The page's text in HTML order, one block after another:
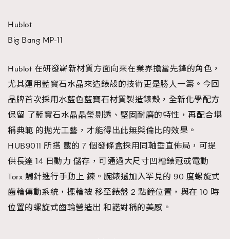
Hublot
Big Bang MP-11
Hublot 在研發嶄新材質方面向來在業界擔當先鋒的角色，
尤其運用藍寶石水晶來造錶殼的技術更是勝人一籌。今回
品牌首次採用水藍色藍寶石材質製造錶殼，全新化學配方
保留 了藍寶石水晶晶瑩剔透、堅固耐磨的特性，再配合堪
稱典範 的拋光工藝，才能得出此無與倫比的效果。
HUB9011 所搭 載的 7 個發條盒採用同軸垂直佈局，可提
供長達 14 日動力 儲存，可通過大尺寸凹槽錶冠或電動
Torx 觸針進行手動上 鍊。腕錶還加入罕見的 90 度螺旋式
齒輪傳動系統，擺輪被 移至錶盤 2 點鐘位置，與在 10 時
位置的螺旋式齒輪營造出 和諧對稱的美感。